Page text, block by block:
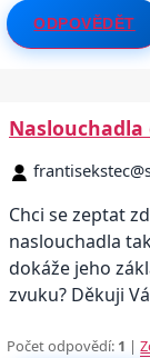
ODPOVĚDĚT
Chci se zeptat
naslouchadla
dokáže jeho
zvuku? Děkuji
Počet odpovědí: 1 |